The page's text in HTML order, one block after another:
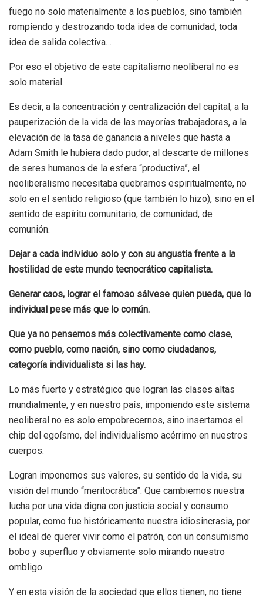
fuego no solo materialmente a los pueblos, sino también
rompiendo y destrozando toda idea de comunidad, toda
idea de salida colectiva…
Por eso el objetivo de este capitalismo neoliberal no es
solo material.
Es decir, a la concentración y centralización del capital, a la
pauperización de la vida de las mayorías trabajadoras, a la
elevación de la tasa de ganancia a niveles que hasta a
Adam Smith le hubiera dado pudor, al descarte de millones
de seres humanos de la esfera “productiva”, el
neoliberalismo necesitaba quebrarnos espiritualmente, no
solo en el sentido religioso (que también lo hizo), sino en el
sentido de espíritu comunitario, de comunidad, de
comunión.
Dejar a cada individuo solo y con su angustia frente a la
hostilidad de este mundo tecnocrático capitalista.
Generar caos, lograr el famoso sálvese quien pueda, que lo
individual pese más que lo común.
Que ya no pensemos más colectivamente como clase,
como pueblo, como nación, sino como ciudadanos,
categoría individualista si las hay.
Lo más fuerte y estratégico que logran las clases altas
mundialmente, y en nuestro país, imponiendo este sistema
neoliberal no es solo empobrecernos, sino insertarnos el
chip del egoísmo, del individualismo acérrimo en nuestros
cuerpos.
Logran imponernos sus valores, su sentido de la vida, su
visión del mundo “meritocrática”. Que cambiemos nuestra
lucha por una vida digna con justicia social y consumo
popular, como fue históricamente nuestra idiosincrasia, por
el ideal de querer vivir como el patrón, con un consumismo
bobo y superfluo y obviamente solo mirando nuestro
ombligo.
Y en esta visión de la sociedad que ellos tienen, no tiene